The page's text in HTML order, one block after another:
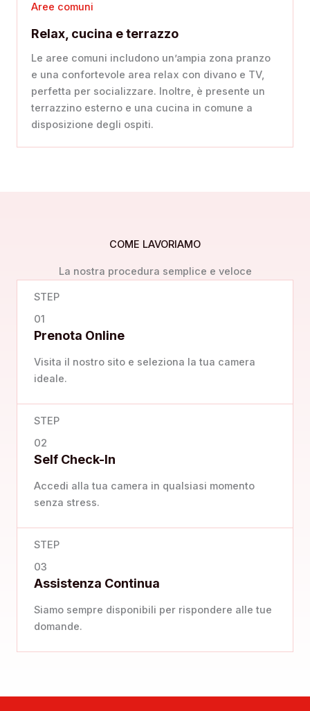
Aree comuni
Relax, cucina e terrazzo
Le aree comuni includono un’ampia zona pranzo
e una confortevole area relax con divano e TV,
perfetta per socializzare. Inoltre, è presente un
terrazzino esterno e una cucina in comune a
disposizione degli ospiti.
COME LAVORIAMO
La nostra procedura semplice e veloce
STEP
01
Prenota Online
Visita il nostro sito e seleziona la tua camera
ideale.
STEP
02
Self Check-In
Accedi alla tua camera in qualsiasi momento
senza stress.
STEP
03
Assistenza Continua
Siamo sempre disponibili per rispondere alle tue
domande.